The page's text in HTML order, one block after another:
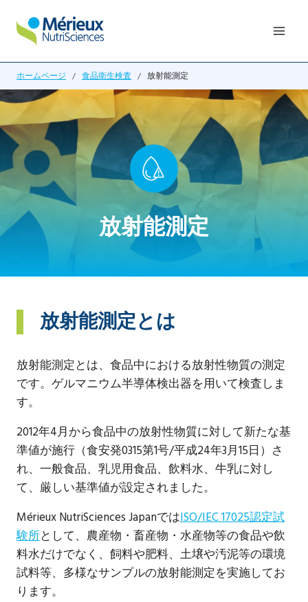
ス
ッ
プ
ホームページ / 食品衛生検査 / 放射能測定
放射能測定
放射能測定とは
放射能測定とは、食品中における放射性物質の測定
です。ゲルマニウム半導体検出器を用いて検査しま
す。
2012年4月から食品中の放射性物質に対して新たな基
準値が施行（食安発0315第1号/平成24年3月15日）さ
れ、一般食品、乳児用食品、飲料水、牛乳に対し
て、厳しい基準値が設定されました。
Mérieux NutriSciences JapanではISO/IEC 17025認定試
験所として、農産物・畜産物・水産物等の食品や飲
料水だけでなく、飼料や肥料、土壌や汚泥等の環境
試料等、多様なサンプルの放射能測定を実施してお
ります。